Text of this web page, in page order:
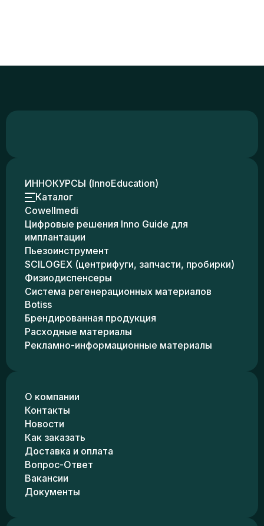
ИННОКУРСЫ (InnoEducation)
Каталог
Cowellmedi
Цифровые решения Inno Guide для
имплантации
Пьезоинструмент
SCILOGEX (центрифуги, запчасти, пробирки)
Физиодиспенсеры
Система регенерационных материалов
Botiss
Брендированная продукция
Расходные материалы
Рекламно-информационные материалы
О компании
Контакты
Новости
Как заказать
Доставка и оплата
Вопрос-Ответ
Вакансии
Документы